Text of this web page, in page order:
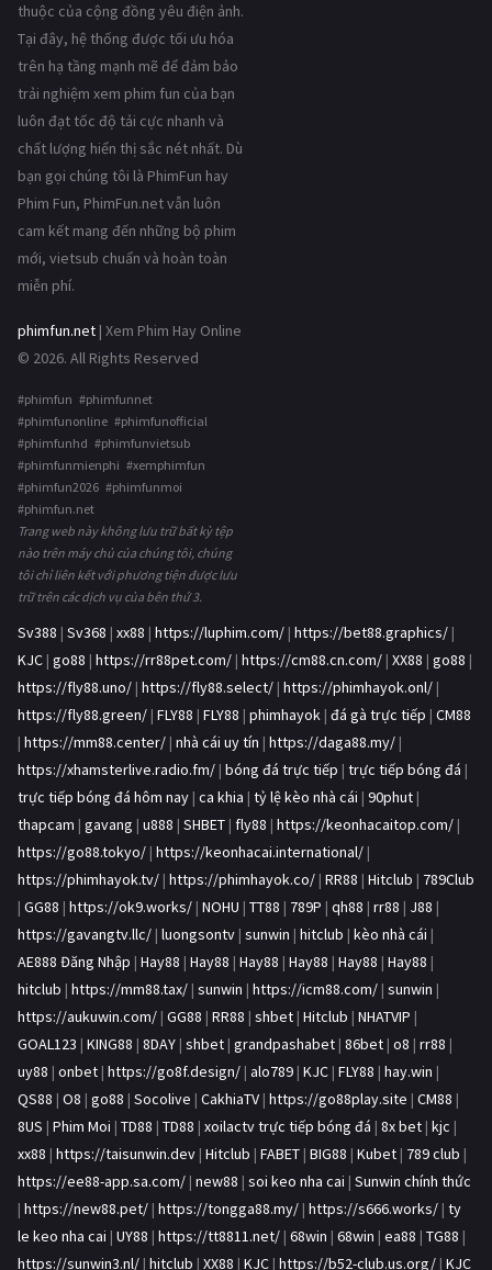
thuộc của cộng đồng yêu điện ảnh.
Tại đây, hệ thống được tối ưu hóa
trên hạ tầng mạnh mẽ để đảm bảo
trải nghiệm xem phim fun của bạn
luôn đạt tốc độ tải cực nhanh và
chất lượng hiển thị sắc nét nhất. Dù
bạn gọi chúng tôi là PhimFun hay
Phim Fun, PhimFun.net vẫn luôn
cam kết mang đến những bộ phim
mới, vietsub chuẩn và hoàn toàn
miễn phí.
phimfun.net | Xem Phim Hay Online
© 2026. All Rights Reserved
#phimfun #phimfunnet
#phimfunonline #phimfunofficial
#phimfunhd #phimfunvietsub
#phimfunmienphi #xemphimfun
#phimfun2026 #phimfunmoi
#phimfun.net
Trang web này không lưu trữ bất kỳ tệp
nào trên máy chủ của chúng tôi, chúng
tôi chỉ liên kết với phương tiện được lưu
trữ trên các dịch vụ của bên thứ 3.
Sv388 | Sv368 | xx88 | https://luphim.com/ | https://bet88.graphics/ |
KJC | go88 | https://rr88pet.com/ | https://cm88.cn.com/ | XX88 | go88 |
https://fly88.uno/ | https://fly88.select/ | https://phimhayok.onl/ |
https://fly88.green/ | FLY88 | FLY88 | phimhayok | đá gà trực tiếp | CM88
| https://mm88.center/ | nhà cái uy tín | https://daga88.my/ |
https://xhamsterlive.radio.fm/ | bóng đá trực tiếp | trực tiếp bóng đá |
trực tiếp bóng đá hôm nay | ca khia | tỷ lệ kèo nhà cái | 90phut |
thapcam | gavang | u888 | SHBET | fly88 | https://keonhacaitop.com/ |
https://go88.tokyo/ | https://keonhacai.international/ |
https://phimhayok.tv/ | https://phimhayok.co/ | RR88 | Hitclub | 789Club
| GG88 | https://ok9.works/ | NOHU | TT88 | 789P | qh88 | rr88 | J88 |
https://gavangtv.llc/ | luongsontv | sunwin | hitclub | kèo nhà cái |
AE888 Đăng Nhập | Hay88 | Hay88 | Hay88 | Hay88 | Hay88 | Hay88 |
hitclub | https://mm88.tax/ | sunwin | https://icm88.com/ | sunwin |
https://aukuwin.com/ | GG88 | RR88 | shbet | Hitclub | NHATVIP |
GOAL123 | KING88 | 8DAY | shbet | grandpashabet | 86bet | o8 | rr88 |
uy88 | onbet | https://go8f.design/ | alo789 | KJC | FLY88 | hay.win |
QS88 | O8 | go88 | Socolive | CakhiaTV | https://go88play.site | CM88 |
8US | Phim Moi | TD88 | TD88 | xoilactv trực tiếp bóng đá | 8x bet | kjc |
xx88 | https://taisunwin.dev | Hitclub | FABET | BIG88 | Kubet | 789 club |
https://ee88-app.sa.com/ | new88 | soi keo nha cai | Sunwin chính thức
| https://new88.pet/ | https://tongga88.my/ | https://s666.works/ | ty
le keo nha cai | UY88 | https://tt8811.net/ | 68win | 68win | ea88 | TG88 |
https://sunwin3.nl/ | hitclub | XX88 | KJC | https://b52-club.us.org/ | KJC